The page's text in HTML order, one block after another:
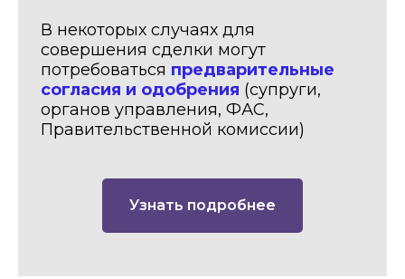
В некоторых случаях для
совершения сделки могут
потребоваться предварительные
согласия и одобрения (супруги,
органов управления, ФАС,
Правительственной комиссии)
Узнать подробнее